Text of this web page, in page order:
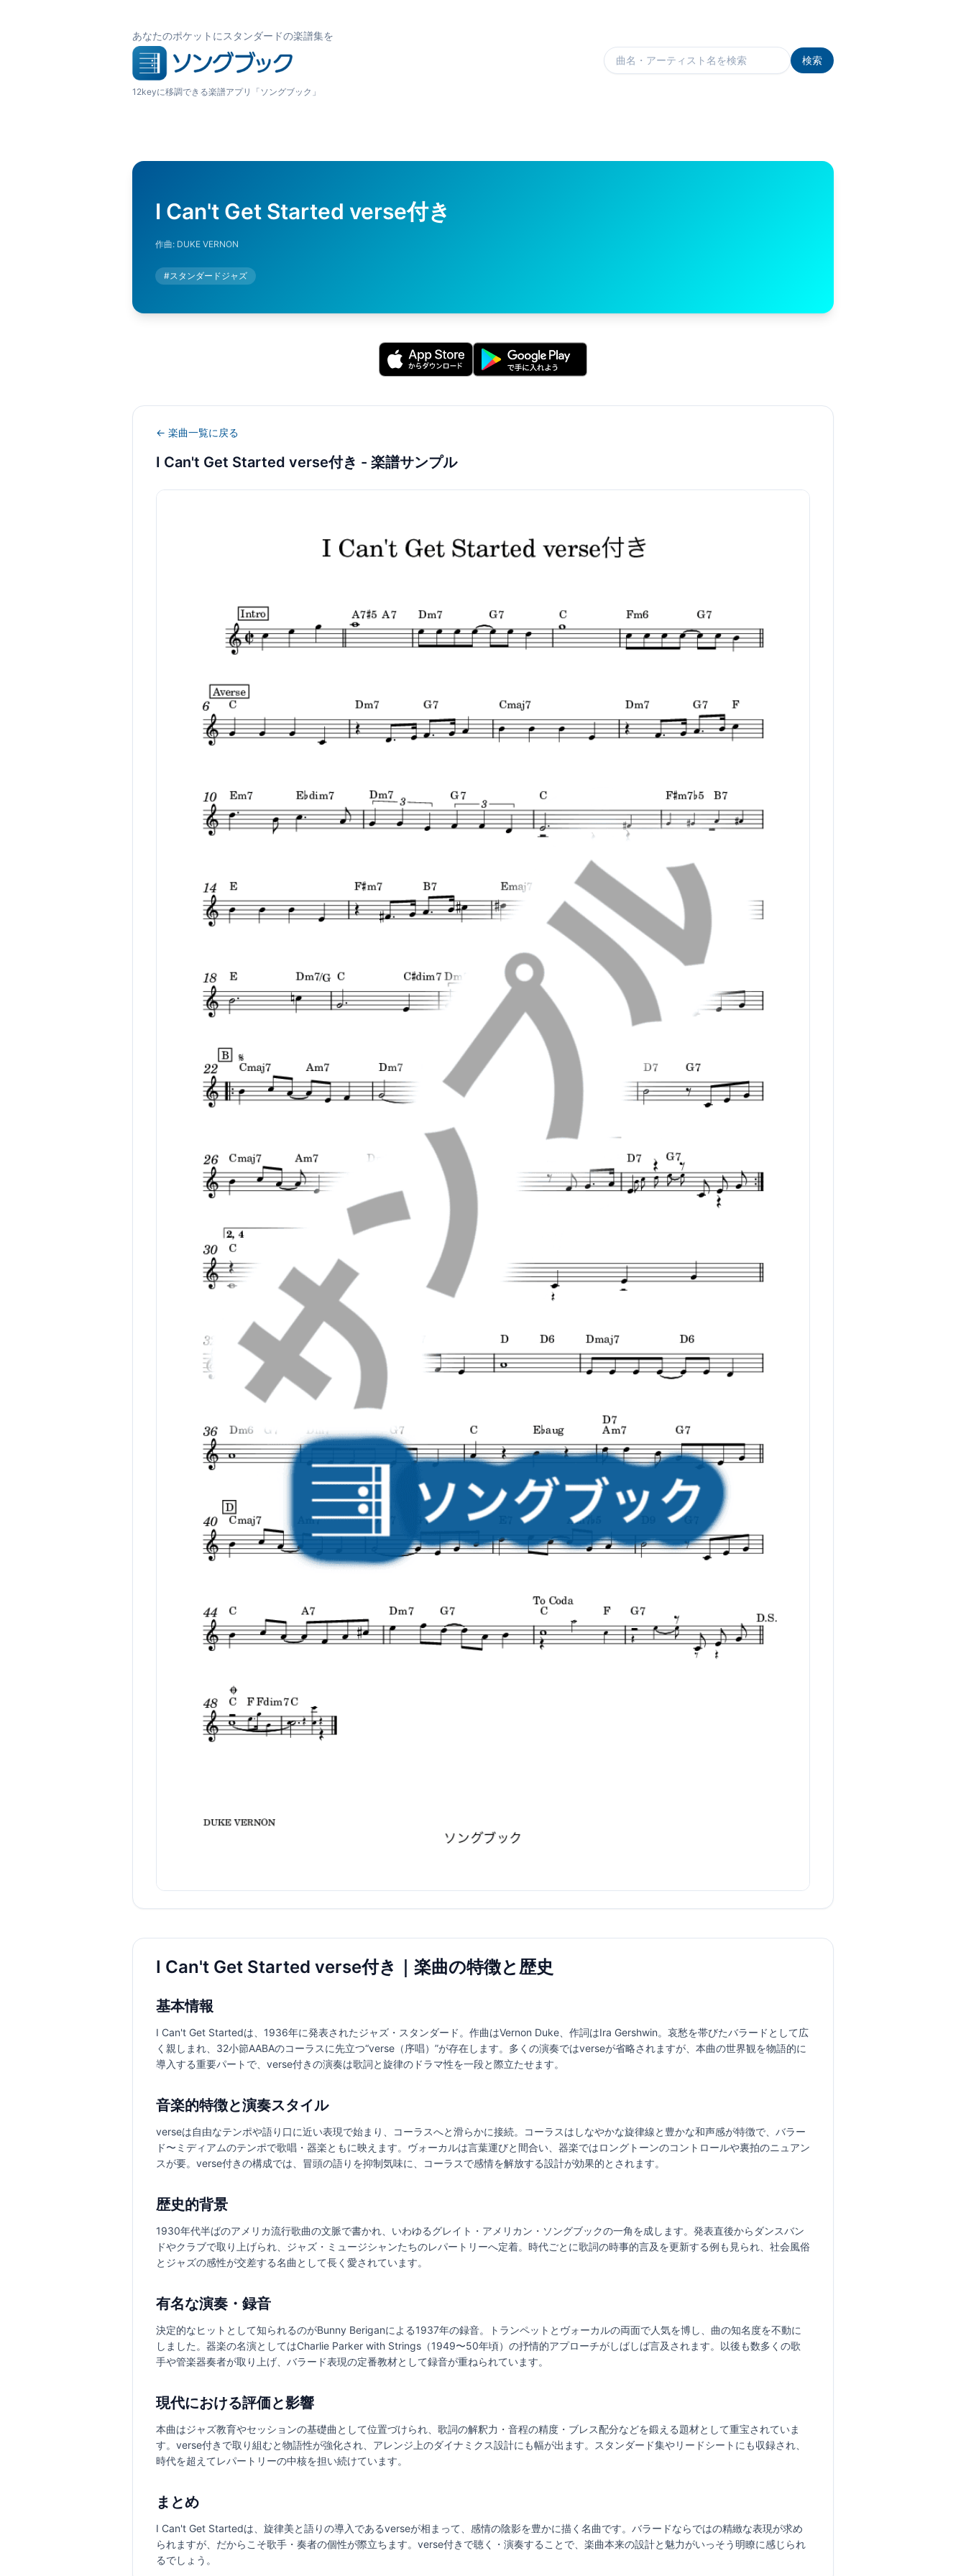
あなたのポケットにスタンダードの楽譜集を
12keyに移調できる楽譜アプリ「ソングブック」
楽曲を検索
検索
I Can't Get Started verse付き
作曲: DUKE VERNON
#スタンダードジャズ
← 楽曲一覧に戻る
I Can't Get Started verse付き - 楽譜サンプル
I Can't Get Started verse付き｜楽曲の特徴と歴史
基本情報
I Can't Get Startedは、1936年に発表されたジャズ・スタンダード。作曲はVernon Duke、作詞はIra Gershwin。哀愁を帯びたバラードとして広
く親しまれ、32小節AABAのコーラスに先立つ“verse（序唱）”が存在します。多くの演奏ではverseが省略されますが、本曲の世界観を物語的に
導入する重要パートで、verse付きの演奏は歌詞と旋律のドラマ性を一段と際立たせます。
音楽的特徴と演奏スタイル
verseは自由なテンポや語り口に近い表現で始まり、コーラスへと滑らかに接続。コーラスはしなやかな旋律線と豊かな和声感が特徴で、バラー
ド〜ミディアムのテンポで歌唱・器楽ともに映えます。ヴォーカルは言葉運びと間合い、器楽ではロングトーンのコントロールや裏拍のニュアン
スが要。verse付きの構成では、冒頭の語りを抑制気味に、コーラスで感情を解放する設計が効果的とされます。
歴史的背景
1930年代半ばのアメリカ流行歌曲の文脈で書かれ、いわゆるグレイト・アメリカン・ソングブックの一角を成します。発表直後からダンスバン
ドやクラブで取り上げられ、ジャズ・ミュージシャンたちのレパートリーへ定着。時代ごとに歌詞の時事的言及を更新する例も見られ、社会風俗
とジャズの感性が交差する名曲として長く愛されています。
有名な演奏・録音
決定的なヒットとして知られるのがBunny Beriganによる1937年の録音。トランペットとヴォーカルの両面で人気を博し、曲の知名度を不動に
しました。器楽の名演としてはCharlie Parker with Strings（1949〜50年頃）の抒情的アプローチがしばしば言及されます。以後も数多くの歌
手や管楽器奏者が取り上げ、バラード表現の定番教材として録音が重ねられています。
現代における評価と影響
本曲はジャズ教育やセッションの基礎曲として位置づけられ、歌詞の解釈力・音程の精度・ブレス配分などを鍛える題材として重宝されていま
す。verse付きで取り組むと物語性が強化され、アレンジ上のダイナミクス設計にも幅が出ます。スタンダード集やリードシートにも収録され、
時代を超えてレパートリーの中核を担い続けています。
まとめ
I Can't Get Startedは、旋律美と語りの導入であるverseが相まって、感情の陰影を豊かに描く名曲です。バラードならではの精緻な表現が求め
られますが、だからこそ歌手・奏者の個性が際立ちます。verse付きで聴く・演奏することで、楽曲本来の設計と魅力がいっそう明瞭に感じられ
るでしょう。